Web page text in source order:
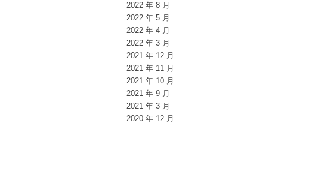
2022 年 8 月
2022 年 5 月
2022 年 4 月
2022 年 3 月
2021 年 12 月
2021 年 11 月
2021 年 10 月
2021 年 9 月
2021 年 3 月
2020 年 12 月